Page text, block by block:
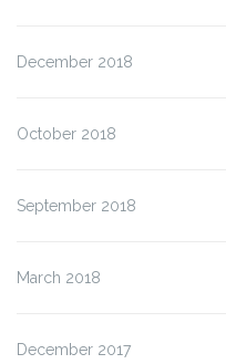
December 2018
October 2018
September 2018
March 2018
December 2017